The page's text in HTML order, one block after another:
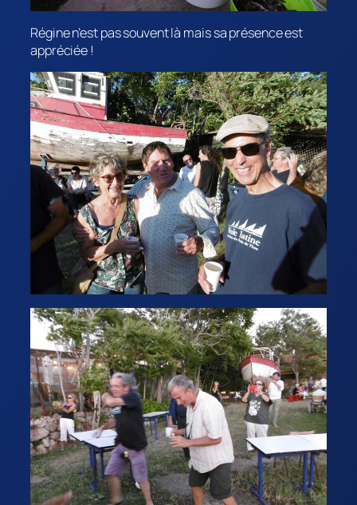
Régine n’est pas souvent là mais sa présence est
appréciée !